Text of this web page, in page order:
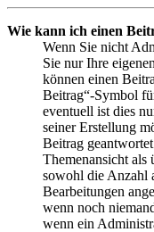
Wie kann ich einen
Wenn Sie nicht
Sie nur Ihre
können einen
Beitrag“-Symbol
eventuell ist dies
seiner Erstellung
Beitrag
Themenansicht als
sowohl die Anzahl
Bearbeitungen
wenn noch
wenn ein